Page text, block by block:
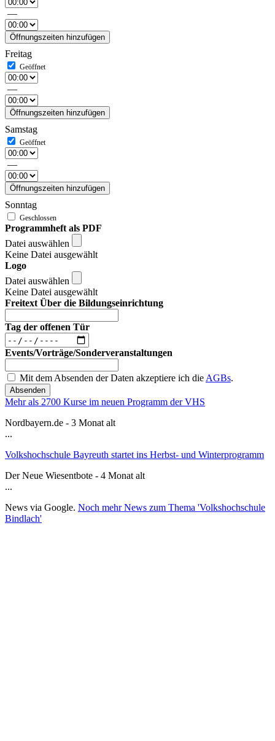
—
Öffnungszeiten hinzufügen
Freitag
—
Öffnungszeiten hinzufügen
Samstag
—
Öffnungszeiten hinzufügen
Sonntag
Programmheft als PDF
Datei auswählen
Keine Datei ausgewählt
Logo
Datei auswählen
Keine Datei ausgewählt
Freitext Über die Bildungseinrichtung
Tag der offenen Tür
Events/Vorträge/Sonderveranstaltungen
Mit dem Absenden der Daten akzeptiere ich dieAGBs.
Absenden
Mehr als 2700 Kurse im neuen Programm der VHS
Nordbayern.de - 3 Monat alt
...
Volkshochschule Bayreuth startet ins Herbst- und Winterprogramm
Der Neue Wiesentbote - 4 Monat alt
...
News via Google. Noch mehr News zum Thema 'Volkshochschule
Bindlach'